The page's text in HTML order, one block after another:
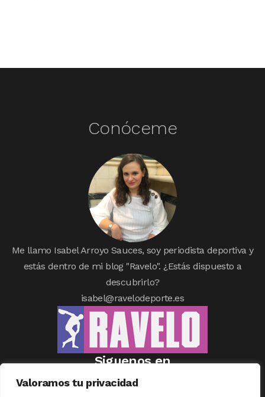
Valoramos tu privacidad
Conóceme
Me llamo Isabel Arroyo Sauces, soy periodista deportiva y
estás dentro de mi blog "Ravelo". ¿Estás dispuesto a
descubrirlo?
isabel@ravelodeporte.es
Siguenos en